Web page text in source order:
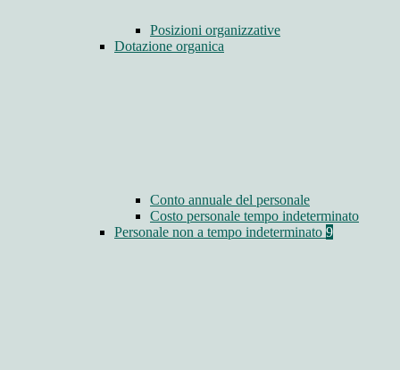
Posizioni organizzative
Dotazione organica
Conto annuale del personale
Costo personale tempo indeterminato
Personale non a tempo indeterminato 9